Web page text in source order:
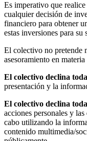
Es imperativo que
cualquier decisión de
financiero para obtener
estas inversiones para su
El colectivo no pretende
asesoramiento en
El colectivo declina
presentación y la
El colectivo declina
acciones personales y
cabo utilizando la
contenido multimedia/